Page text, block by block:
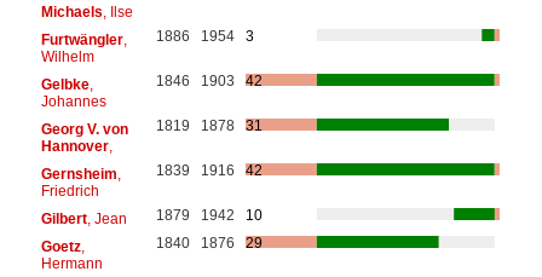
Michaels , Ilse
Furtwängler,
Wilhelm
1886 1954 3
Gelbke,
Johannes
1846 1903 42
Georg V. von
Hannover,
1819 1878 31
Gernsheim
Friedrich
1839 1916 42
Gilbert, Jean 1879 1942
10
Goetz,
Hermann
1840 1876 29